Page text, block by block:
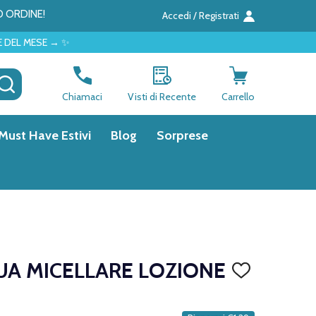
ORDINE! Accedi / Registrati
CERCA
Chiamaci Visti di Recente Carrello
Have Estivi Blog Sorprese
MICELLARE LOZIONE AGGIUNGI
DEI